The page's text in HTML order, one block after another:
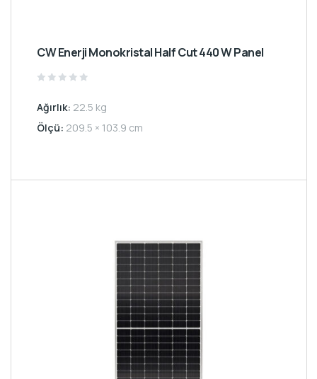
CW Enerji Monokristal Half Cut 440 W Panel
out
of
5
Ağırlık: 22.5 kg
Ölçü: 209.5 × 103.9 cm